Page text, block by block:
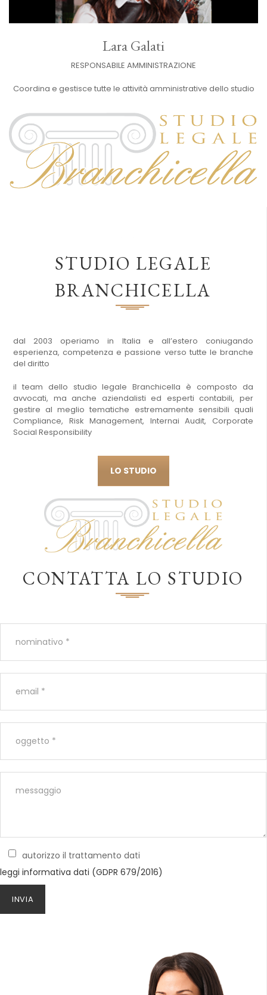
Lara Galati
RESPONSABILE AMMINISTRAZIONE
Coordina e gestisce tutte le attività amministrative dello studio
STUDIO LEGALE
BRANCHICELLA
dal 2003 operiamo in Italia e all’estero coniugando
esperienza, competenza e passione verso tutte le branche
del diritto
il team dello studio legale Branchicella è composto da
avvocati, ma anche aziendalisti ed esperti contabili, per
gestire al meglio tematiche estremamente sensibili quali
Compliance, Risk Management, Internai Audit, Corporate
Social Responsibility
LO STUDIO
CONTATTA LO STUDIO
autorizzo il trattamento dati
leggi informativa dati (GDPR 679/2016)